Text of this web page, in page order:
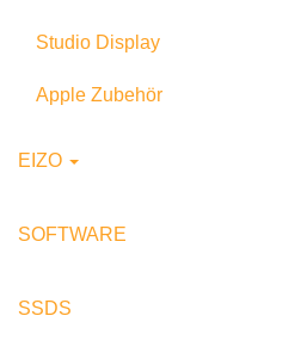
MacBook Pro 16" M5
Mac mini M4
Studio Display
Apple Zubehör
EIZO
SOFTWARE
SSDS